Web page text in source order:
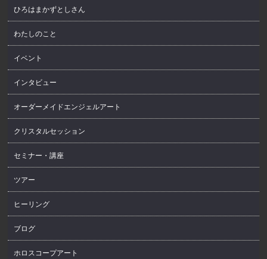
ひろはまかずとしさん
わたしのこと
イベント
インタビュー
オーダーメイドエンジェルアート
クリスタルセッション
セミナー・講座
ツアー
ヒーリング
ブログ
ホロスコープアート